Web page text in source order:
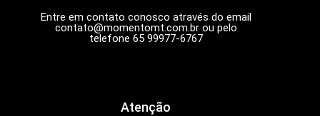
Entre em contato conosco através do email
contato@momentomt.com.brou pelo
telefone 65 99977-6767
Atenção